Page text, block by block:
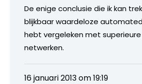
De enige conclusie die ik kan
blijkbaar waardeloze
hebt vergeleken met
netwerken.
16 januari 2013 om 19:19